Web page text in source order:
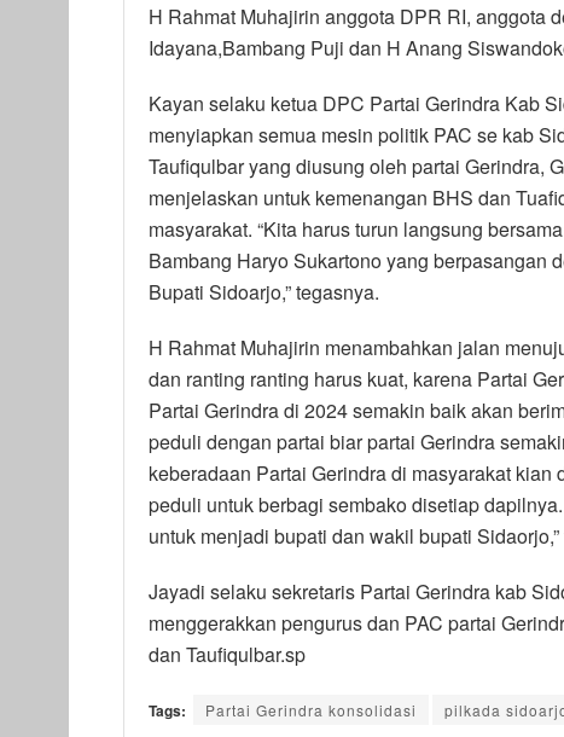
H Rahmat Muhajirin anggota DPR RI, anggota
Idayana,Bambang Puji dan H Anang
Kayan selaku ketua DPC Partai Gerindra Kab
menyiapkan semua mesin politik PAC se kab
Taufiqulbar yang diusung oleh partai Gerindra,
menjelaskan untuk kemenangan BHS dan
masyarakat. “Kita harus turun langsung
Bambang Haryo Sukartono yang berpasangan
Bupati Sidoarjo,” tegasnya.
H Rahmat Muhajirin menambahkan jalan
dan ranting ranting harus kuat, karena Partai
Partai Gerindra di 2024 semakin baik akan
peduli dengan partai biar partai Gerindra
keberadaan Partai Gerindra di masyarakat
peduli untuk berbagi sembako disetiap
untuk menjadi bupati dan wakil bupati
Jayadi selaku sekretaris Partai Gerindra kab
menggerakkan pengurus dan PAC partai
dan Taufiqulbar.sp
Tags: Partai Gerindra konsolidasi pilkada